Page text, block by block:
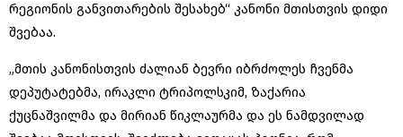
რეგიონის განვითარების შესახებ“ კანონი მთისთვის დიდი
შვებაა.
„მთის კანონისთვის ძალიან ბევრი იბრძოლეს ჩვენმა
დეპუტატებმა, ირაკლი ტრიპოლსკიმ, ზაქარია
ქუცნაშვილმა და მირიან წიკლაურმა და ეს ნამდვილად